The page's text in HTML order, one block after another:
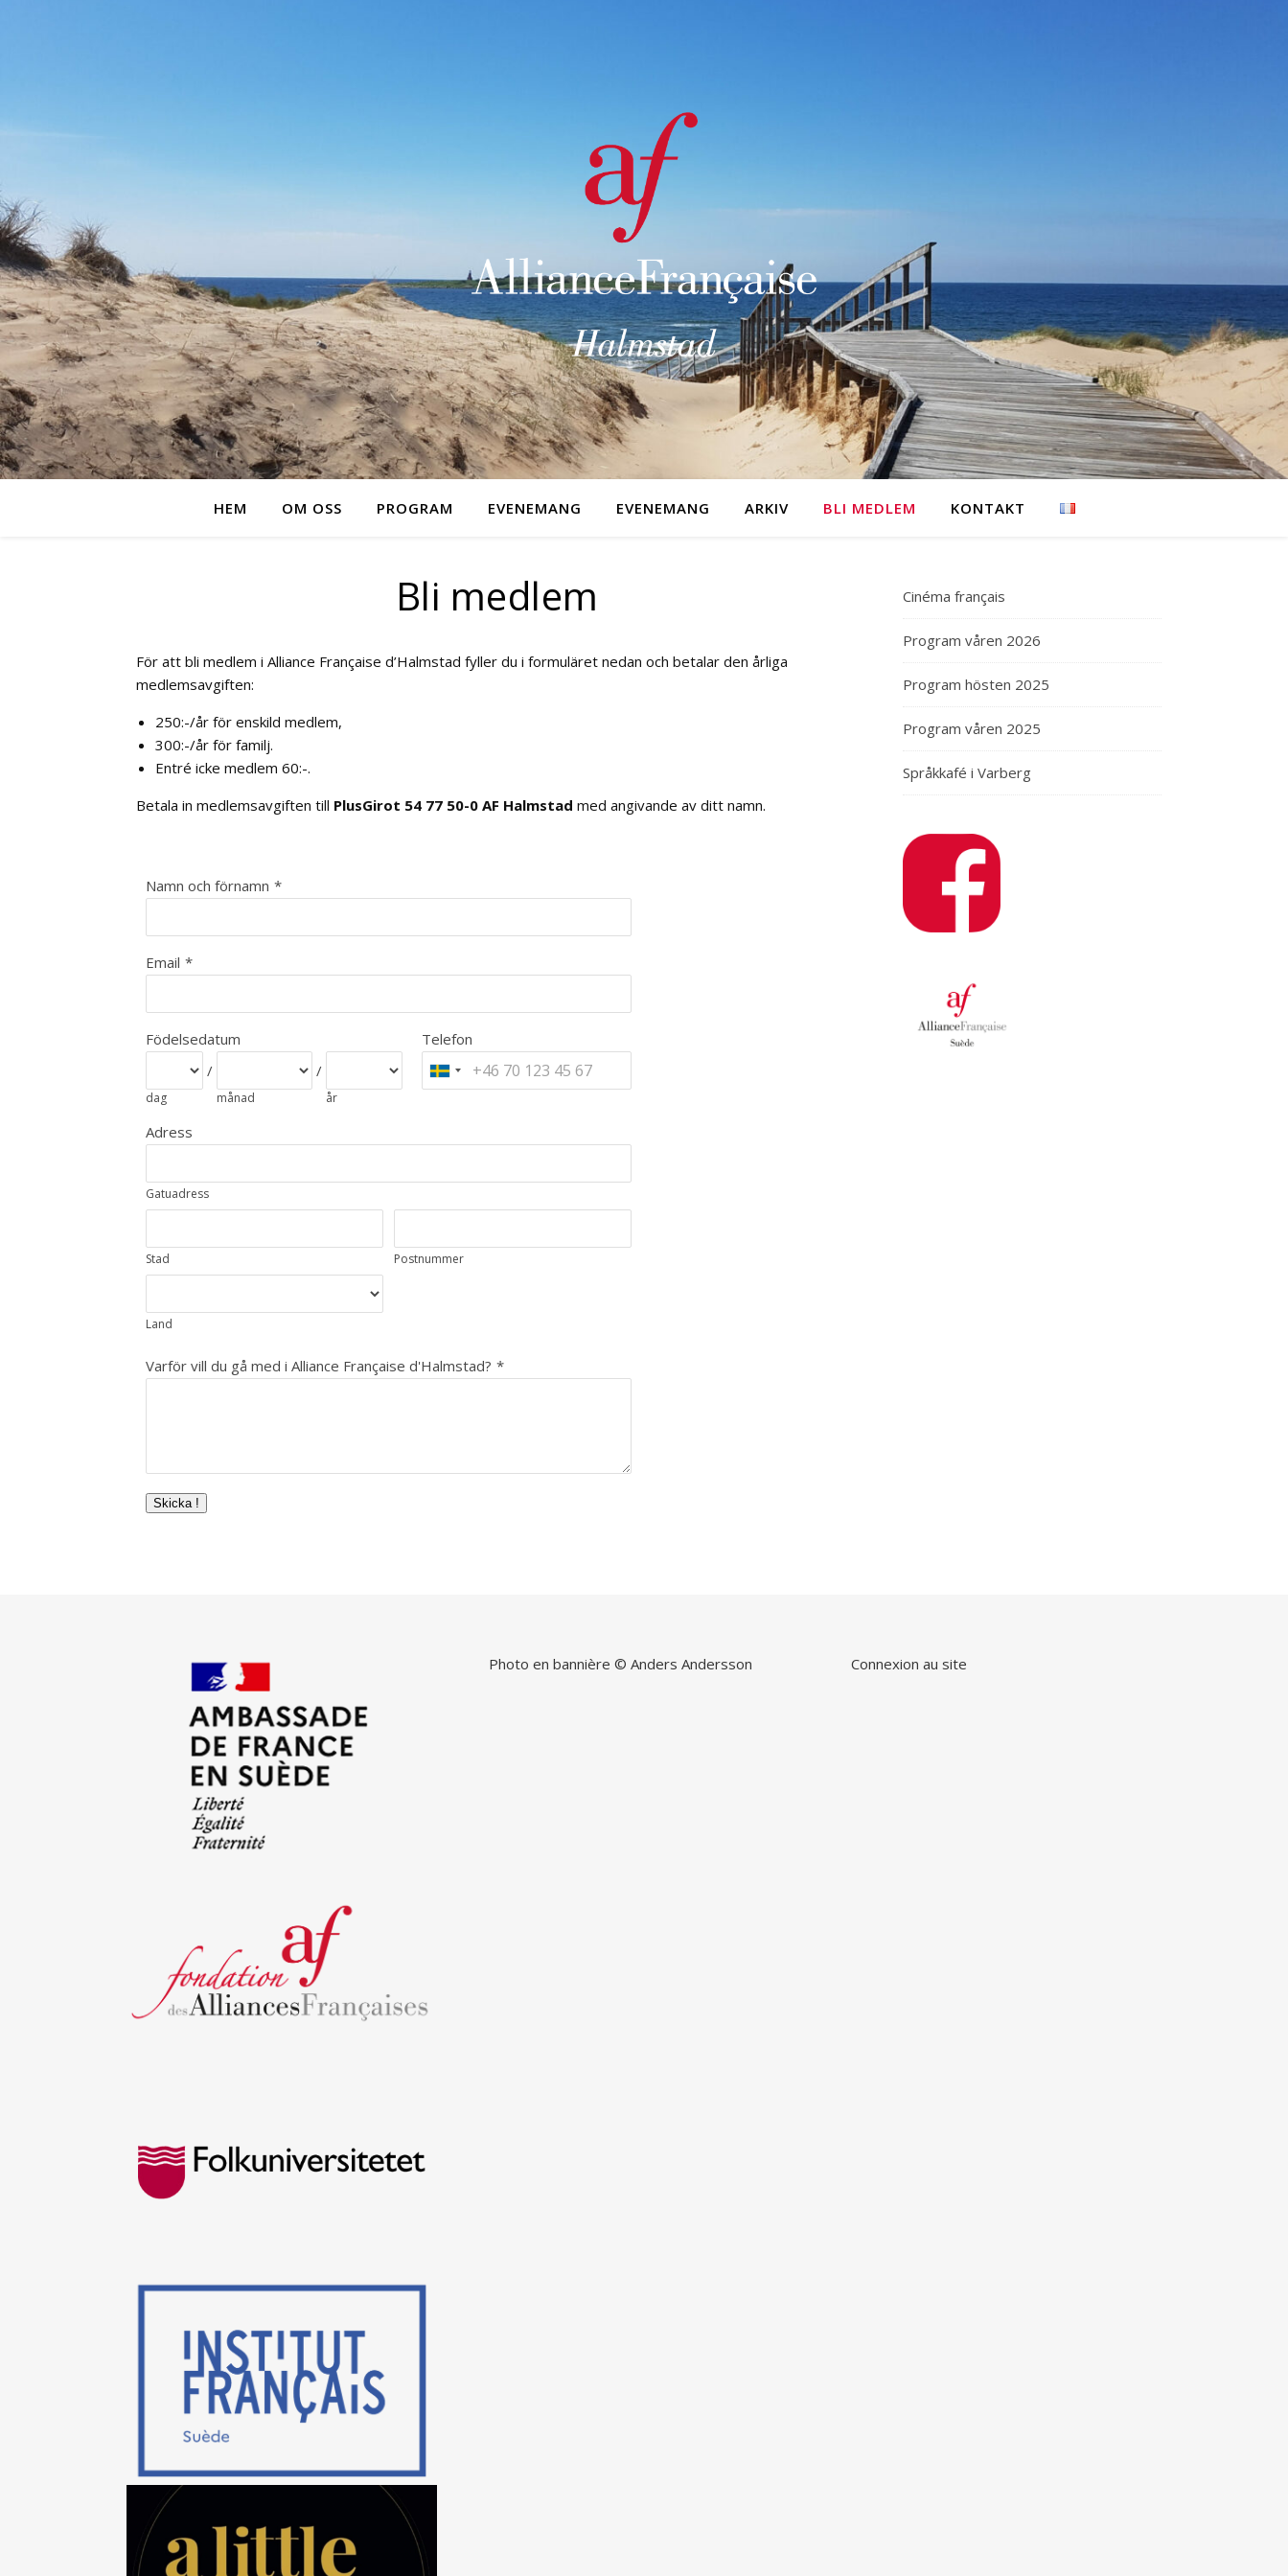
HEM OM OSS PROGRAM EVENEMANG EVENEMANG ARKIV BLI MEDLEM KONTAKT
Bli medlem
För att bli medlem i Alliance Française d’Halmstad fyller du i formuläret nedan och betalar den årliga
medlemsavgiften:
250:-/år för enskild medlem,
300:-/år för familj.
Entré icke medlem 60:-.
Betala in medlemsavgiften till PlusGirot 54 77 50-0 AF Halmstad med angivande av ditt namn.
Namn och förnamn *
Email *
Födelsedatum
dag
/
månad
/
år
Telefon
Adress
Gatuadress
Stad Postnummer
Land
Varför vill du gå med i Alliance Française d'Halmstad? *
Skicka !
Cinéma français
Program våren 2026
Program hösten 2025
Program våren 2025
Språkkafé i Varberg
Photo en bannière © Anders Andersson Connexion au site